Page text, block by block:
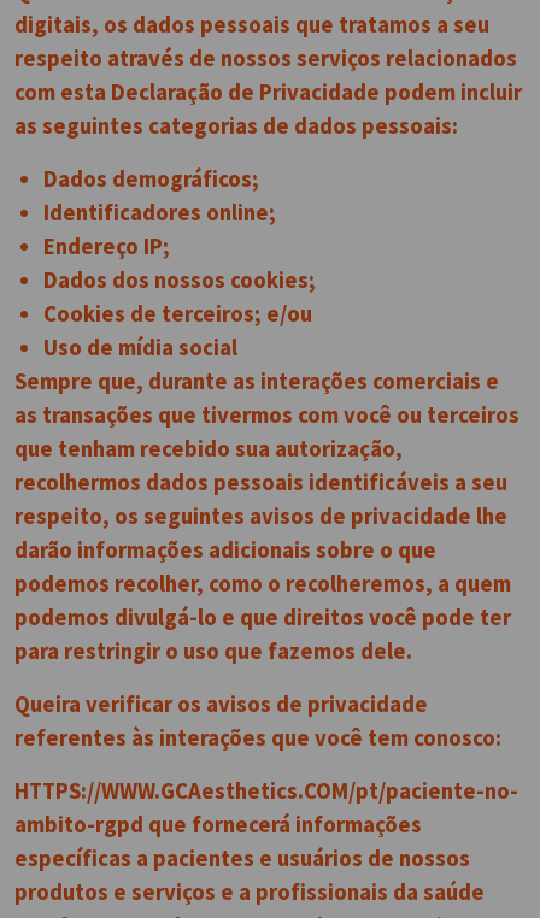
digitais, os dados pessoais que tratamos a seu
respeito através de nossos serviços relacionados
com esta Declaração de Privacidade podem incluir
as seguintes categorias de dados pessoais:
Dados demográficos;
Identificadores online;
Endereço IP;
Dados dos nossos cookies;
Cookies de terceiros; e/ou
Uso de mídia social
Sempre que, durante as interações comerciais e
as transações que tivermos com você ou terceiros
que tenham recebido sua autorização,
recolhermos dados pessoais identificáveis a seu
respeito, os seguintes avisos de privacidade lhe
darão informações adicionais sobre o que
podemos recolher, como o recolheremos, a quem
podemos divulgá-lo e que direitos você pode ter
para restringir o uso que fazemos dele.
Queira verificar os avisos de privacidade
referentes às interações que você tem conosco:
HTTPS://WWW.GCAesthetics.COM/pt/paciente-no-
ambito-rgpd que fornecerá informações
específicas a pacientes e usuários de nossos
produtos e serviços e a profissionais da saúde